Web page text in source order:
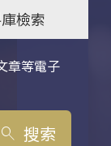
檢索
章等電子
search 搜索